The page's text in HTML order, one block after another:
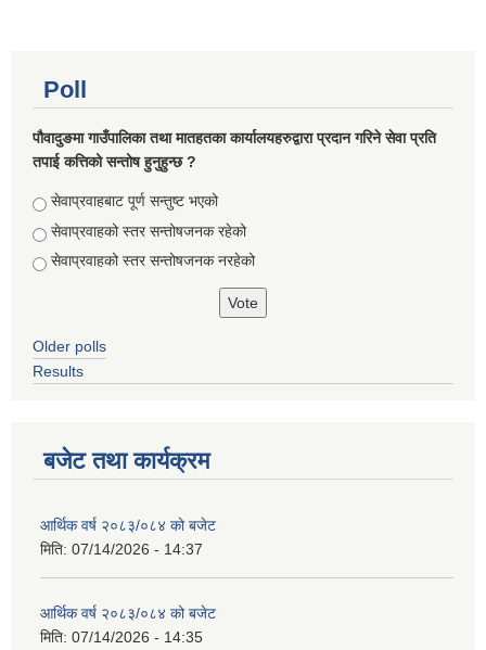
Poll
पौवादुङमा गाउँपालिका तथा मातहतका कार्यालयहरुद्वारा प्रदान गरिने सेवा प्रति
तपाई कत्तिको सन्तोष हुनुहुन्छ ?
Choices
सेवाप्रवाहबाट पूर्ण सन्तुष्ट भएको
सेवाप्रवाहको स्तर सन्तोषजनक रहेको
सेवाप्रवाहको स्तर सन्तोषजनक नरहेको
Older polls
Results
बजेट तथा कार्यक्रम
आर्थिक वर्ष २०८३/०८४ को बजेट
मिति: 07/14/2026 - 14:37
आर्थिक वर्ष २०८३/०८४ को बजेट
मिति: 07/14/2026 - 14:35